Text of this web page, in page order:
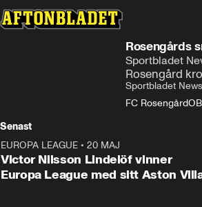
Rosengårds
Sportbladet
Rosengård
Sportbladet News
FC Rosengård
Senast
EUROPA LEAGUE • 20 MAJ
Victor Nilsson Lindelöf vinner
Europa League med sitt Aston